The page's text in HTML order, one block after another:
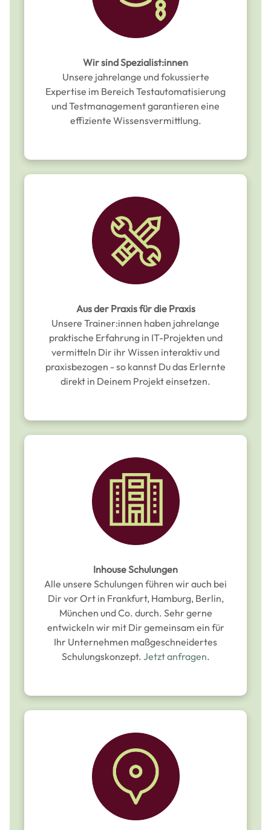
Wir sind Spezialist:innen
Unsere jahrelange und fokussierte
Expertise im Bereich Testautomatisierung
und Testmanagement garantieren eine
effiziente Wissensvermittlung.
Aus der Praxis für die Praxis
Unsere Trainer:innen haben jahrelange
praktische Erfahrung in IT-Projekten und
vermitteln Dir ihr Wissen interaktiv und
praxisbezogen - so kannst Du das Erlernte
direkt in Deinem Projekt einsetzen.
Inhouse Schulungen
Alle unsere Schulungen führen wir auch bei
Dir vor Ort in Frankfurt, Hamburg, Berlin,
München und Co. durch. Sehr gerne
entwickeln wir mit Dir gemeinsam ein für
Ihr Unternehmen maßgeschneidertes
Schulungskonzept. Jetzt anfragen.